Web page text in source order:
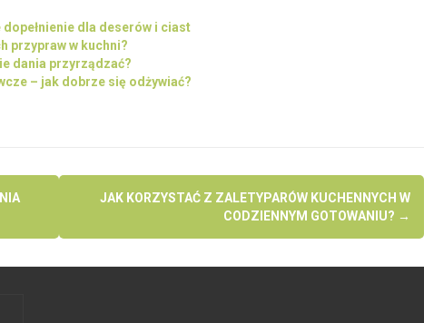
dla deserów i ciast
przypraw w kuchni?
dania przyrządzać?
– jak dobrze się odżywiać?
JAK KORZYSTAĆ Z ZALETYPARÓW KUCHENNYCH W
CODZIENNYM GOTOWANIU? →